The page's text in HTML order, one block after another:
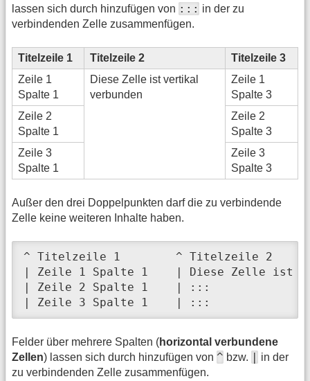
lassen sich durch hinzufügen von ::: in der zu
verbindenden Zelle zusammenfügen.
Titelzeile 1 Titelzeile 2
Titelzeile 3
Zeile 1
Spalte 1
Diese Zelle ist vertikal
verbunden
Zeile 1
Spalte 3
Zeile 2
Spalte 1
Zeile 2
Spalte 3
Zeile 3
Spalte 1
Zeile 3
Spalte 3
Außer den drei Doppelpunkten darf die zu verbindende
Zelle keine weiteren Inhalte haben.
^ Titelzeile 1        ^ Titelzeile 2
| Zeile 1 Spalte 1    | Diese Zelle ist
| Zeile 2 Spalte 1    | :::
| Zeile 3 Spalte 1    | :::
Felder über mehrere Spalten (horizontal verbundene
Zellen) lassen sich durch hinzufügen von ^ bzw. | in der
zu verbindenden Zelle zusammenfügen.